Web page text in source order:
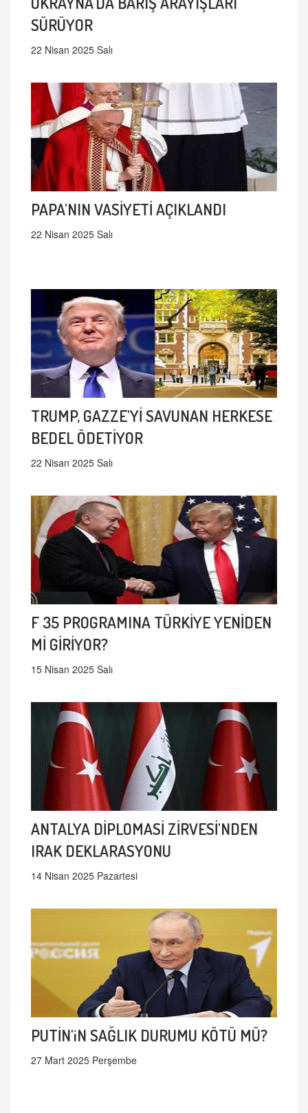
SÜRÜYOR
22 Nisan 2025 Salı
PAPA'NIN VASİYETİ AÇIKLANDI
22 Nisan 2025 Salı
TRUMP, GAZZE'Yİ SAVUNAN HERKESE
BEDEL ÖDETİYOR
22 Nisan 2025 Salı
F 35 PROGRAMINA TÜRKİYE YENİDEN
Mİ GİRİYOR?
15 Nisan 2025 Salı
ANTALYA DİPLOMASİ ZİRVESİ'NDEN
IRAK DEKLARASYONU
14 Nisan 2025 Pazartesi
PUTİN'iN SAĞLIK DURUMU KÖTÜ MÜ?
27 Mart 2025 Perşembe